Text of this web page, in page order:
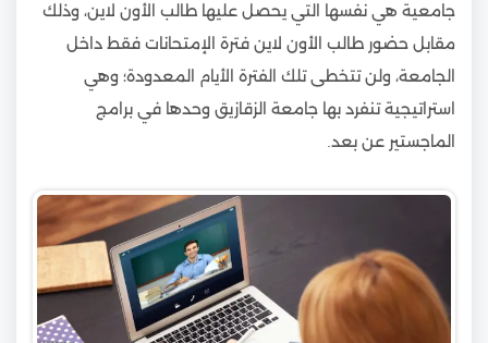
جامعية هي نفسها التي يحصل عليها طالب الأون لاين، وذلك
مقابل حضور طالب الأون لاين فترة الإمتحانات فقط داخل
الجامعة، ولن تتخطى تلك الفترة الأيام المعدودة؛ وهي
استراتيجية تنفرد بها جامعة الزقازيق وحدها في برامج
الماجستير عن بعد.